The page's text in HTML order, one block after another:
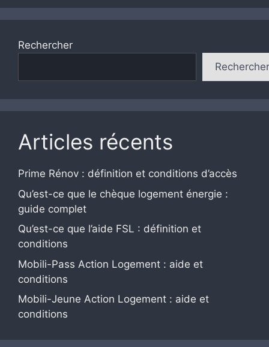
Rechercher
Rechercher
Articles récents
Prime Rénov : définition et conditions d’accès
Qu’est-ce que le chèque logement énergie :
guide complet
Qu’est-ce que l’aide FSL : définition et
conditions
Mobili-Pass Action Logement : aide et
conditions
Mobili-Jeune Action Logement : aide et
conditions